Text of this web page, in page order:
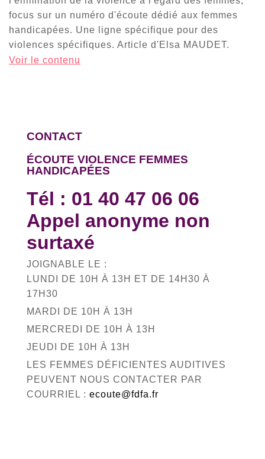
focus sur un numéro d'écoute dédié aux femmes
handicapées. Une ligne spécifique pour des
violences spécifiques. Article d'Elsa MAUDET.
Voir le contenu
CONTACT
ÉCOUTE VIOLENCE FEMMES
HANDICAPÉES
Tél : 01 40 47 06 06
Appel anonyme non
surtaxé
JOIGNABLE LE :
LUNDI DE 10H À 13H ET DE 14H30 À
17H30
MARDI DE 10H À 13H
MERCREDI DE 10H À 13H
JEUDI DE 10H À 13H
LES FEMMES DÉFICIENTES AUDITIVES
PEUVENT NOUS CONTACTER PAR
COURRIEL : ecoute@fdfa.fr